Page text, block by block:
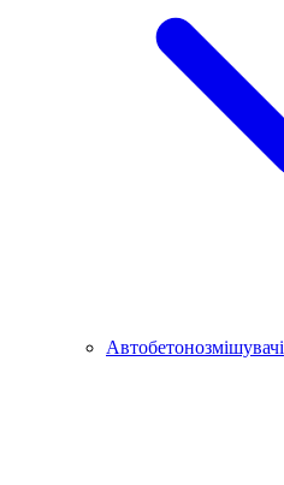
Автобетонозмішувачі